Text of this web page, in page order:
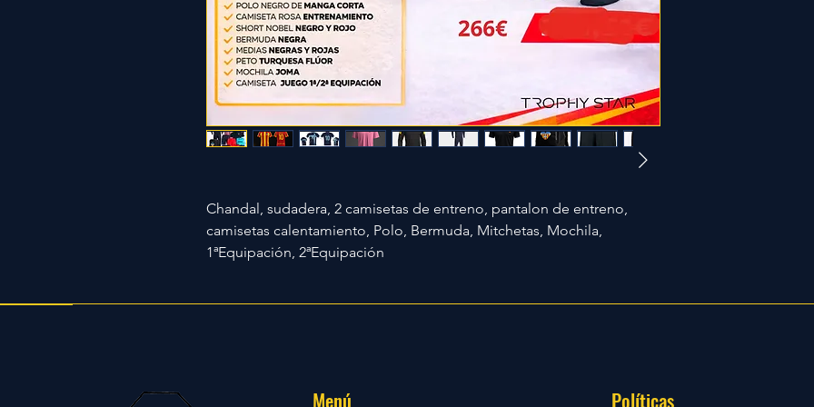
Chandal, sudadera, 2 camisetas de entreno, pantalon de entreno,
camisetas calentamiento, Polo, Bermuda, Mitchetas, Mochila,
1ªEquipación, 2ªEquipación
Menú Políticas